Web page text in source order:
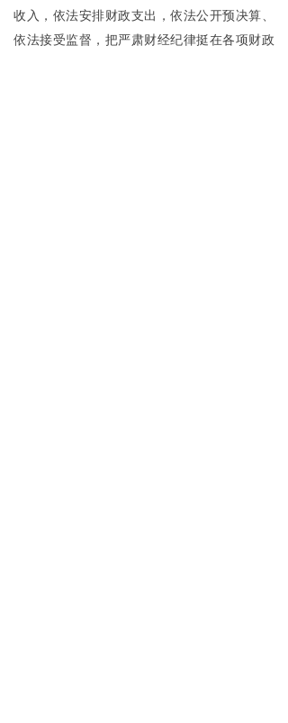
收入，依法安排财政支出，依法公开预决算、
依法接受监督，把严肃财经纪律挺在各项财政